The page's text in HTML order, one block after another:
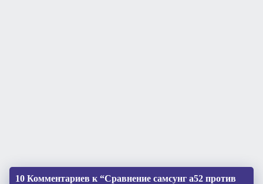
10 Комментариев к “Сравнение самсунг а52 против